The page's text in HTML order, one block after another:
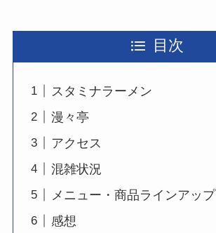
目次
スタミナラーメン
漫々亭
アクセス
混雑状況
メニュー・商品ラインアップ
感想